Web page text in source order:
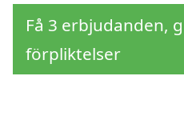
Få 3 erbjudanden,
förpliktelser